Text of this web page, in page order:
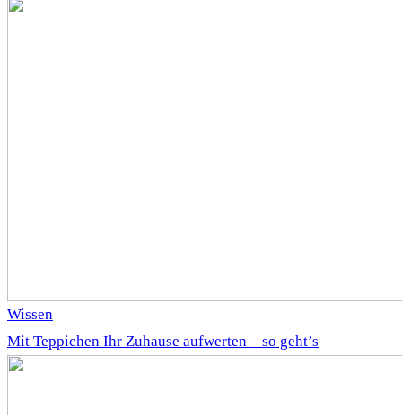
Wissen
Mit Teppichen Ihr Zuhause aufwerten – so geht’s